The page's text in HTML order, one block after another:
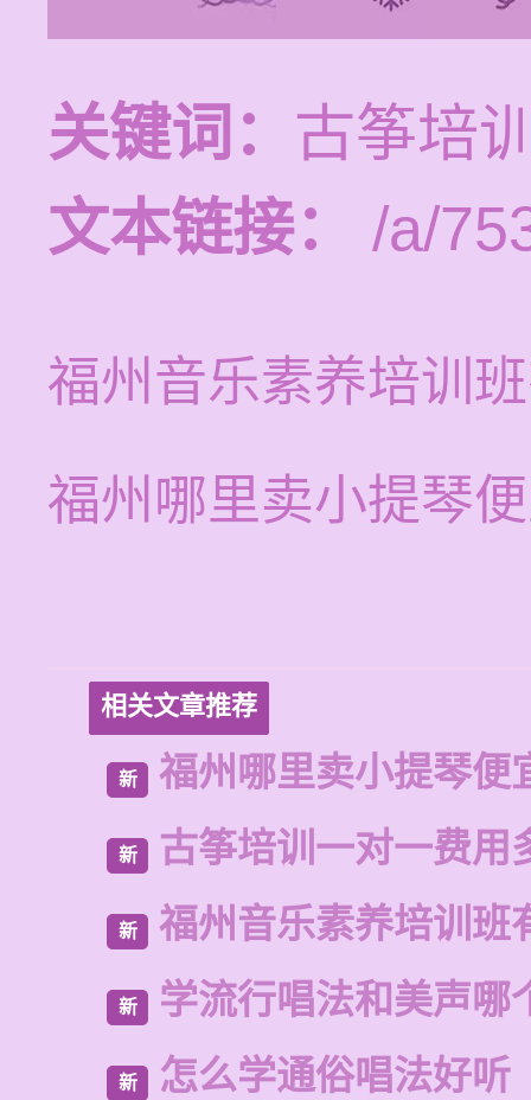
关键词： 古筝培
文本链接：
/a/
福州音乐素养培训
福州哪里卖小提琴
相关文章推荐
新 福州哪里卖小提琴便
新 古筝培训一对一费用
新 福州音乐素养培训班
新 学流行唱法和美声哪
新 怎么学通俗唱法好听